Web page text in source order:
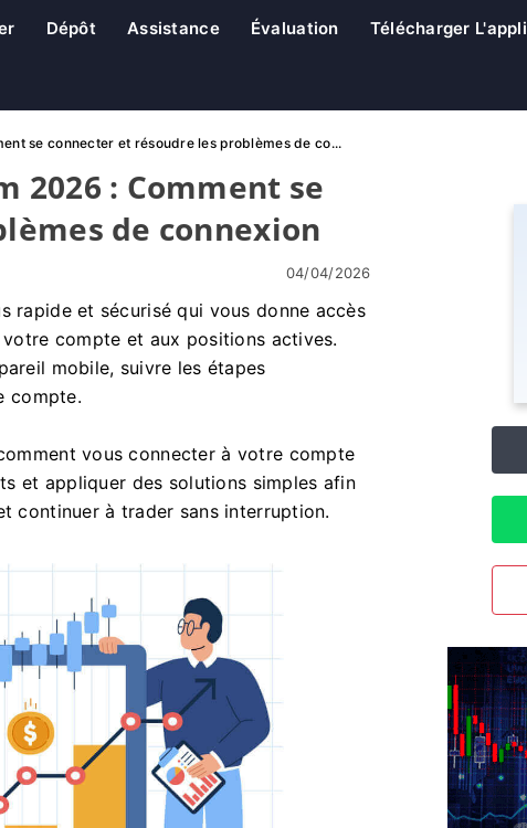
Dépôt Assistance Évaluation Télécharger L'appli
se connecter et résoudre les problèmes de co...
2026 : Comment se
de connexion
04/04/2026
rapide et sécurisé qui vous donne accès
compte et aux positions actives.
mobile, suivre les étapes
compte.
vous connecter à votre compte
et appliquer des solutions simples afin
continuer à trader sans interruption.